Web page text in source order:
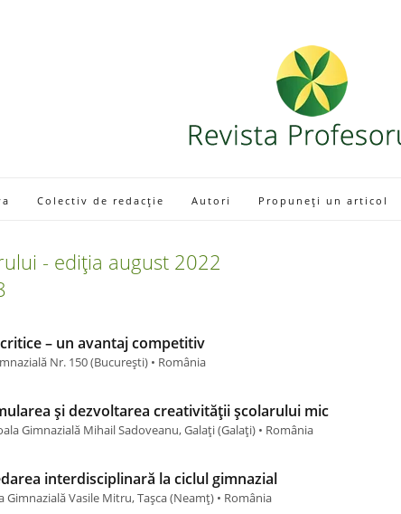
Colectiv de redacție Autori Propuneți un articol
- ediția august 2022
– un avantaj competitiv
Nr. 150 (București) • România
și dezvoltarea creativității școlarului mic
Gimnazială Mihail Sadoveanu, Galați (Galați) • România
interdisciplinară la ciclul gimnazial
Gimnazială Vasile Mitru, Tașca (Neamț) • România